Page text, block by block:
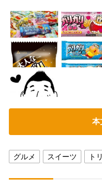
本
グルメ スイーツ ト